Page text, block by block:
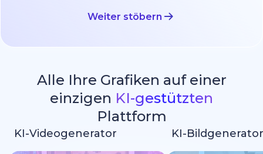
Weiter stöbern
Alle Ihre Grafiken auf einer
einzigen KI-gestützten
Plattform
KI-Videogenerator KI-Bildgenerator